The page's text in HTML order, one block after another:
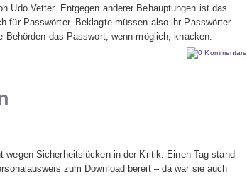
Udo Vetter. Entgegen anderer Behauptungen ist das
für Passwörter. Beklagte müssen also ihr Passwörter
Behörden das Passwort, wenn möglich, knacken.
0 Kommentare
wegen Sicherheitslücken in der Kritik. Einen Tag stand
zum Download bereit – da war sie auch